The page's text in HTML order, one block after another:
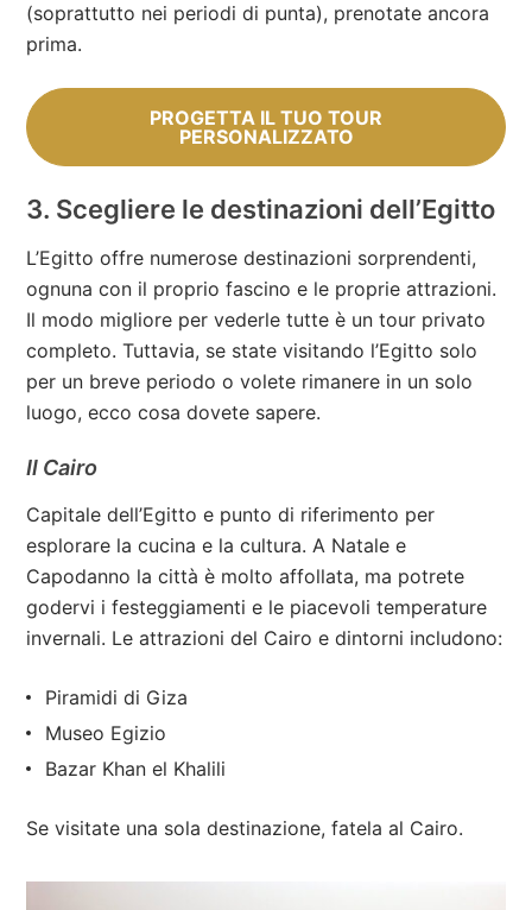
(soprattutto nei periodi di punta), prenotate ancora
prima.
PROGETTA IL TUO TOUR
PERSONALIZZATO
3. Scegliere le destinazioni dell’Egitto
L’Egitto offre numerose destinazioni sorprendenti,
ognuna con il proprio fascino e le proprie attrazioni.
Il modo migliore per vederle tutte è un tour privato
completo. Tuttavia, se state visitando l’Egitto solo
per un breve periodo o volete rimanere in un solo
luogo, ecco cosa dovete sapere.
Il Cairo
Capitale dell’Egitto e punto di riferimento per
esplorare la cucina e la cultura. A Natale e
Capodanno la città è molto affollata, ma potrete
godervi i festeggiamenti e le piacevoli temperature
invernali. Le attrazioni del Cairo e dintorni includono:
Piramidi di Giza
Museo Egizio
Bazar Khan el Khalili
Se visitate una sola destinazione, fatela al Cairo.